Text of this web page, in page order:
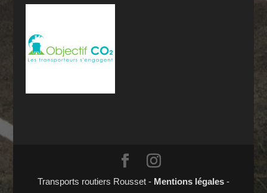
Transports routiers Rousset - Mentions légales-